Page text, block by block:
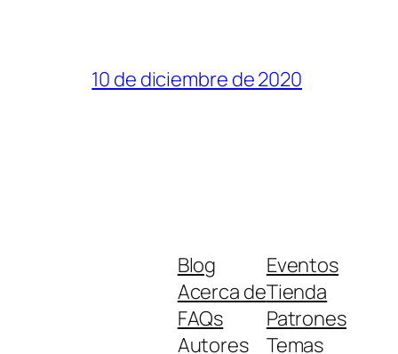
10 de diciembre de 2020
Blog
Acerca de
FAQs
Autores
Eventos
Tienda
Patrones
Temas